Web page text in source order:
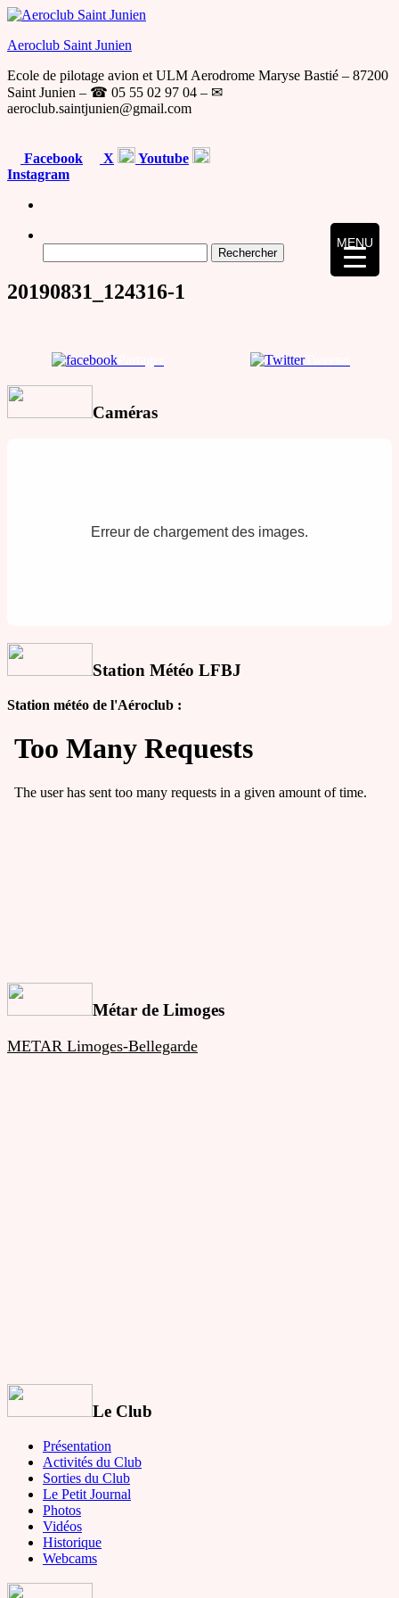
Skip
the
Aeroclub Saint Junien
Ecole de pilotage avion et ULM Aerodrome Maryse Bastié – 87200
Saint Junien – ☎ 05 55 02 97 04 – ✉
aeroclub.saintjunien@gmail.com
Facebook X
Youtube
Instagram
20190831_124316-1
Tweeter
Caméras
Erreur de chargement des images.
Station Météo LFBJ
Station météo de l'Aéroclub :
Métar de Limoges
METAR Limoges-Bellegarde
Le Club
Présentation
Activités du Club
Sorties du Club
Le Petit Journal
Photos
Vidéos
Historique
Webcams
MENU